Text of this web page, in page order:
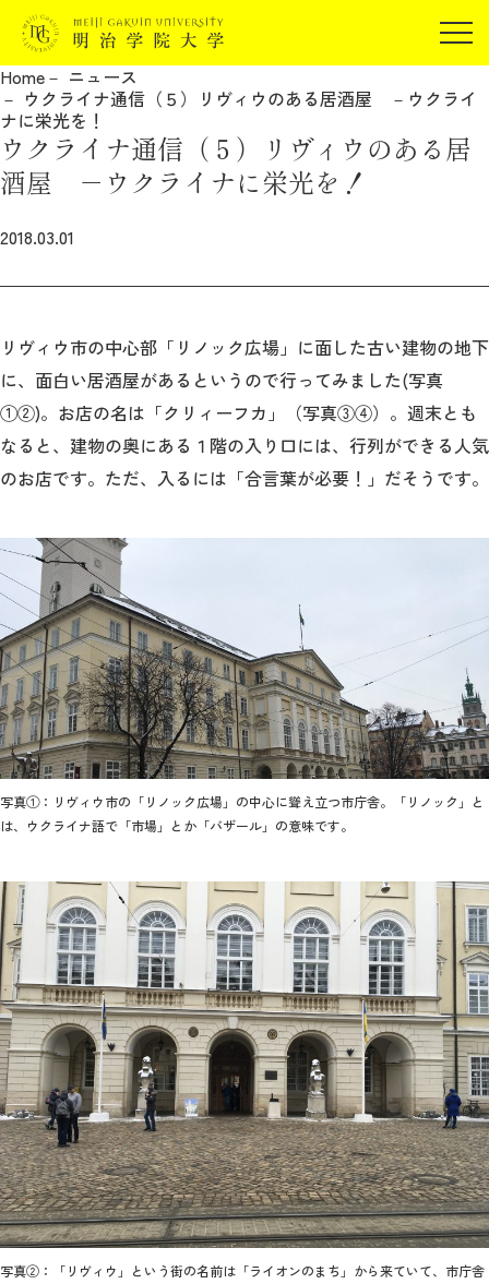
在学生の方
保証人の方
企業・研究者の方
JP EN
卒業生の方
保証人の方
報道関係の方
明治学院大学について
研究
学生生活
留学・国際交流
キャリア
ボランティア
生涯学習・社会連携
入試情報サイト
2026年9月入学者向け 新入生サイト
MGグッズ オンラインショップ
（外部サイト）
Home
ニュース
ウクライナ通信（５）リヴィウのある居酒屋 －ウクライ
ナに栄光を！
ウクライナ通信（５）リヴィウのある居
酒屋 －ウクライナに栄光を！
2018.03.01
リヴィウ市の中心部「リノック広場」に面した古い建物の地下
に、面白い居酒屋があるというので行ってみました(写真
①②)。お店の名は「クリィーフカ」（写真③④）。週末とも
なると、建物の奥にある１階の入り口には、行列ができる人気
のお店です。ただ、入るには「合言葉が必要！」だそうです。
写真①：リヴィウ市の「リノック広場」の中心に聳え立つ市庁舎。「リノック」と
は、ウクライナ語で「市場」とか「バザール」の意味です。
写真②：「リヴィウ」という街の名前は「ライオンのまち」から来ていて、市庁舎